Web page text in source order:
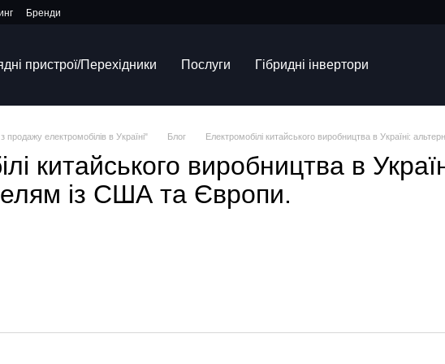
Бренди
пристрої/Перехідники Послуги Гібридні інвертори
електромобілів в Україні" Блог Електромобілі китайського виробництва в Україні:
китайського виробництва в
із США та Європи.